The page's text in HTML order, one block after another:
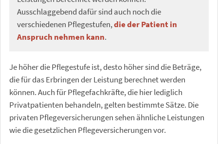
Ausschlaggebend dafür sind auch noch die
verschiedenen Pflegestufen,die der Patient in
Anspruch nehmen kann.
Je höher die Pflegestufe ist, desto höher sind die Beträge,
die für das Erbringen der Leistung berechnet werden
können. Auch für Pflegefachkräfte, die hier lediglich
Privatpatienten behandeln, gelten bestimmte Sätze. Die
privaten Pflegeversicherungen sehen ähnliche Leistungen
wie die gesetzlichen Pflegeversicherungen vor.